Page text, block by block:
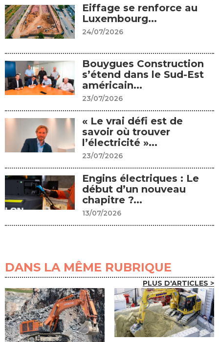
Eiffage se renforce au
Luxembourg...
24/07/2026
Bouygues Construction
s’étend dans le Sud-Est
américain...
23/07/2026
« Le vrai défi est de
savoir où trouver
l’électricité »...
23/07/2026
Engins électriques : Le
début d’un nouveau
chapitre ?...
13/07/2026
DANS LA MÊME RUBRIQUE
PLUS D'ARTICLES >